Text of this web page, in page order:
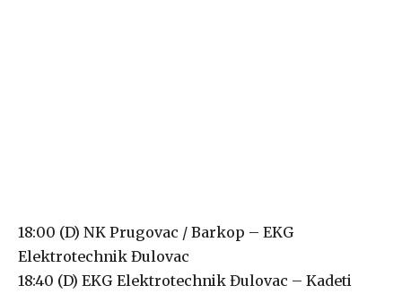
18:00 (D) NK Prugovac / Barkop – EKG
Elektrotechnik Đulovac
18:40 (D) EKG Elektrotechnik Đulovac – Kadeti